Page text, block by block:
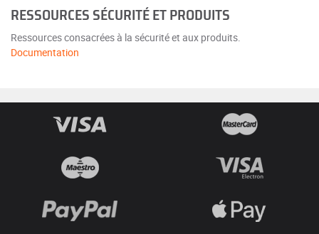
RESSOURCES SÉCURITÉ ET PRODUITS
Ressources consacrées à la sécurité et aux produits.
Documentation